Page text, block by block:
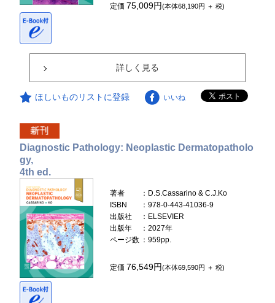
定価 75,009円(本体68,190円 ＋ 税)
詳しく見る
ほしいものリストに登録 いいね
Diagnostic Pathology: Neoplastic Dermatopatholo
gy,
4th ed.
著者
：D.S.Cassarino & C.J.Ko
ISBN
：978-0-443-41036-9
出版社
：ELSEVIER
出版年
：2027年
ページ数 ：959pp.
定価 76,549円(本体69,590円 ＋ 税)